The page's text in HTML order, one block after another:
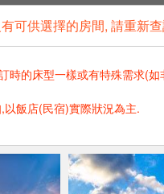
可供選擇的房間, 請重新
的床型一樣或有特殊需求(
飯店(民宿)實際狀況為主.